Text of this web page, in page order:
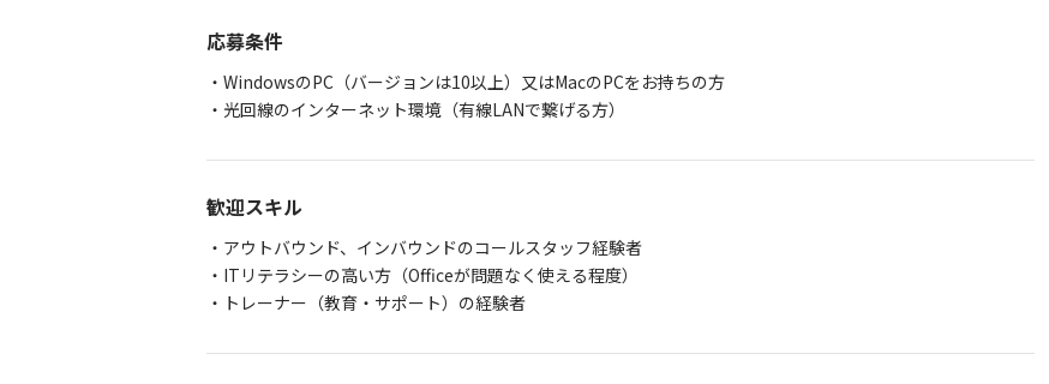
応募条件
・WindowsのPC（バージョンは10以上）又はMacのPCをお持ちの方
・光回線のインターネット環境（有線LANで繋げる方）
歓迎スキル
・アウトバウンド、インバウンドのコールスタッフ経験者
・ITリテラシーの高い方（Officeが問題なく使える程度）
・トレーナー（教育・サポート）の経験者